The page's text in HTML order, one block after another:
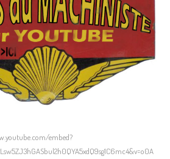
embed?